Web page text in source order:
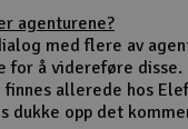
agenturene?
med flere av
for å videreføre disse.
allerede hos
dukke opp det